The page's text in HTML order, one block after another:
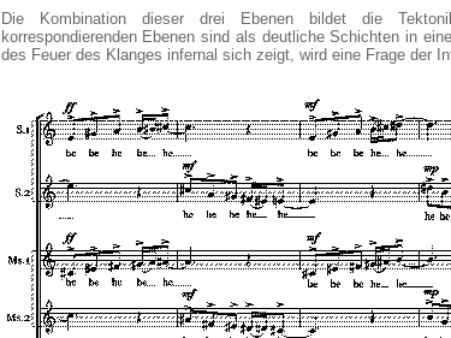
Die Kombination dieser drei Ebenen bildet die
korrespondierenden Ebenen sind als deutliche Schichten in
des Feuer des Klanges infernal sich zeigt, wird eine Frage der